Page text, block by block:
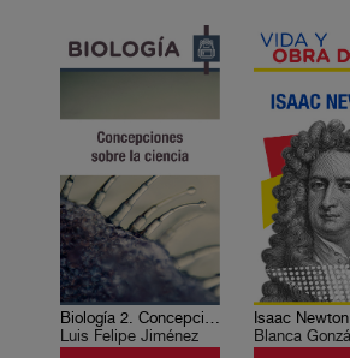
Biología 2. Concepciones sobre la ciencia
Luis Felipe Jiménez
Isaac Newton